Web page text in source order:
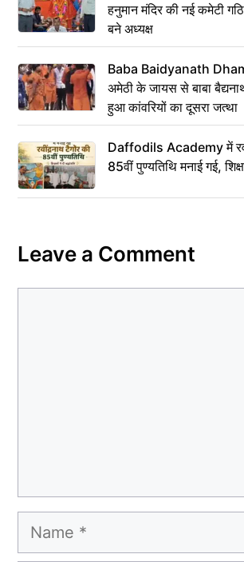
हनुमान मंदिर की नई कमेटी
बने अध्यक्ष
Baba Baidyanath
अमेठी के जायस से बाबा
हुआ कांवरियों का दूसरा जत्था
Daffodils Academy में
85वीं पुण्यतिथि मनाई गई,
Leave a Comment
Name